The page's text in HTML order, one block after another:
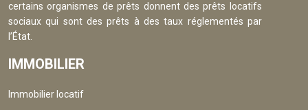
certains organismes de prêts donnent des prêts locatifs
sociaux qui sont des prêts à des taux réglementés par
l’État.
IMMOBILIER
Immobilier locatif